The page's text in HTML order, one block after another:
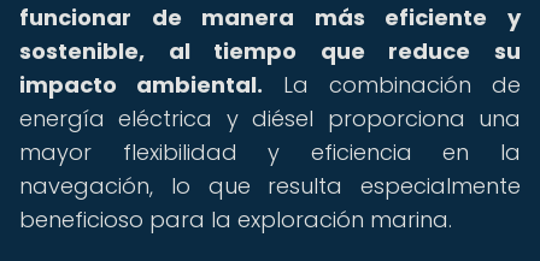
funcionar de manera más eficiente y
sostenible, al tiempo que reduce su
impacto ambiental. La combinación de
energía eléctrica y diésel proporciona una
mayor flexibilidad y eficiencia en la
navegación, lo que resulta especialmente
beneficioso para la exploración marina.